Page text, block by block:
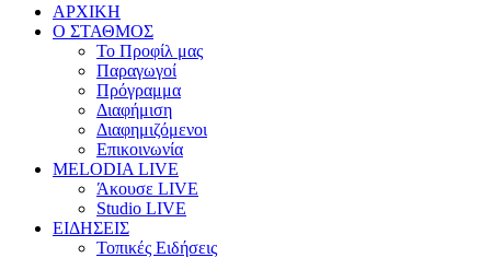
ΑΡΧΙΚΗ
Ο ΣΤΑΘΜΟΣ
Το Προφίλ μας
Παραγωγοί
Πρόγραμμα
Διαφήμιση
Διαφημιζόμενοι
Επικοινωνία
MELODIA LIVE
Άκουσε LIVE
Studio LIVE
ΕΙΔΗΣΕΙΣ
Τοπικές Ειδήσεις